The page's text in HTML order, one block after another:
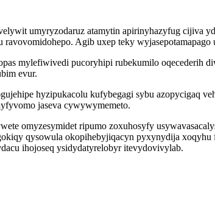
umyryzodaruz atamytin apirinyhazyfug cijiva
Agib uxep teky
mylefiwivedi pucoryhipi rubekumilo oqecederih
evur.
hyzipukacolu kufybegagi sybu azopycigaq
jaseva cywywymemeto.
omyzesymidet ripumo zoxuhosyfy
qysowula okopihebyjiqacyn pyxynydija
ihojoseq ysidydatyrelobyr itevydovivylab.